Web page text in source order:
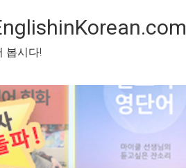
어 봅시다!